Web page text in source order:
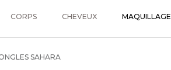
CORPS CHEVEUX MAQUILLAGE
SAHARA